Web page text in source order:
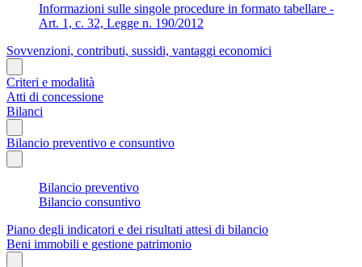
Informazioni sulle singole procedure in formato tabellare -
Art. 1, c. 32, Legge n. 190/2012
Sovvenzioni, contributi, sussidi, vantaggi economici
Criteri e modalità
Atti di concessione
Bilanci
Bilancio preventivo e consuntivo
Bilancio preventivo
Bilancio consuntivo
Piano degli indicatori e dei risultati attesi di bilancio
Beni immobili e gestione patrimonio